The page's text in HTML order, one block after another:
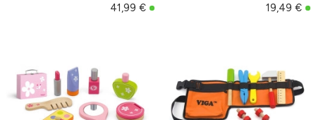
41,99 € 19,49 €